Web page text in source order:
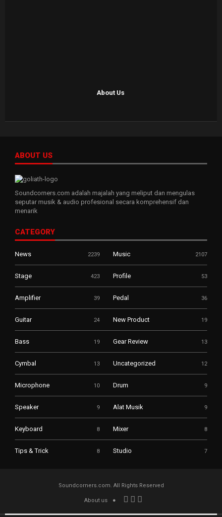
About Us
ABOUT US
Soundcorners.com adalah majalah yang meliput dan mengulas
seputar musik & audio profesional secara komprehensif dan
menarik
CATEGORY
News 2239 Music 2107
Stage 423 Profile 53
Amplifier 39 Pedal 36
Guitar 24 New Product 19
Bass 19 Gear Review 13
Cymbal 13 Uncategorized 12
Microphone 10 Drum 9
Speaker 9 Alat Musik 9
Keyboard 8 Mixer 8
Tips & Trick 8 Studio 7
Soundcorners.com. All Rights Reserved
About us